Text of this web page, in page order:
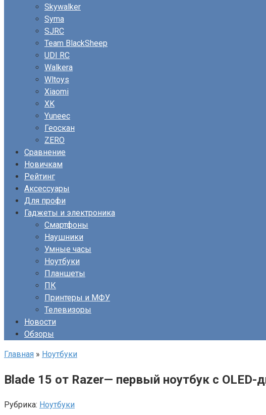
Skywalker
Syma
SJRC
Team BlackSheep
UDI RC
Walkera
Wltoys
Xiaomi
XK
Yuneec
Геоскан
ZERO
Сравнение
Новичкам
Рейтинг
Аксессуары
Для профи
Гаджеты и электроника
Смартфоны
Наушники
Умные часы
Ноутбуки
Планшеты
ПК
Принтеры и МФУ
Телевизоры
Новости
Обзоры
Главная » Ноутбуки
Blade 15 от Razer— первый ноутбук с OLED-
Рубрика: Ноутбуки